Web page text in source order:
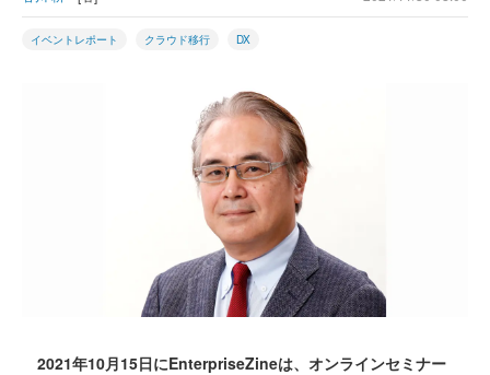
イベントレポート クラウド移行 DX
2021年10月15日にEnterpriseZineは、オンラインセミナー